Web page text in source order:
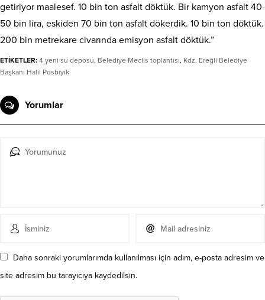
getiriyor maalesef. 10 bin ton asfalt döktük. Bir kamyon asfalt 40-
50 bin lira, eskiden 70 bin ton asfalt dökerdik. 10 bin ton döktük.
200 bin metrekare civarında emisyon asfalt döktük.”
ETİKETLER: 4 yeni su deposu, Belediye Meclis toplantısı, Kdz. Ereğli Belediye
Başkanı Halil Posbıyık
Yorumlar
Daha sonraki yorumlarımda kullanılması için adım, e-posta adresim ve
site adresim bu tarayıcıya kaydedilsin.